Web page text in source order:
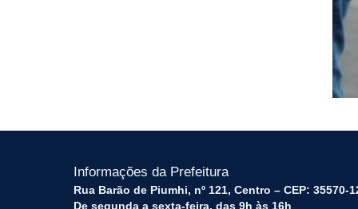
Informações da Prefeitura
Rua Barão de Piumhi, nº 121, Centro – CEP: 35570-
De segunda a sexta-feira, das 9h às 16h